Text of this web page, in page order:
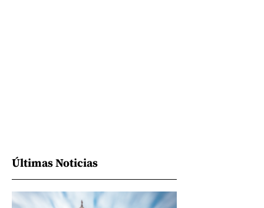
Últimas Noticias